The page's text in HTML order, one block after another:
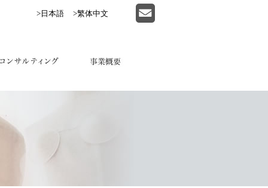
>日本語 >繁体中文